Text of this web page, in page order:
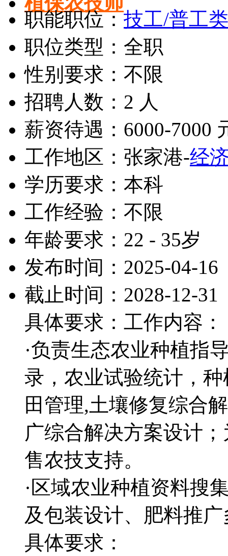
职能职位：技工/普工类
职位类型：全职
性别要求：不限
招聘人数：2 人
薪资待遇：6000-7000
工作地区：张家港-经
学历要求：本科
工作经验：不限
年龄要求：22 - 35岁
发布时间：2025-04-16
截止时间：2028-12-31
具体要求：工作内容：
·负责生态农业种植指
录，农业试验统计，
田管理,土壤修复综合
广综合解决方案设计
售农技支持。
·区域农业种植资料搜
及包装设计、肥料推
具体要求：